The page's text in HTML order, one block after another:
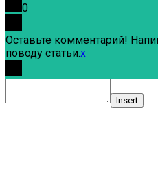
0
Оставьте комментарий!
поводу статьи.x
Insert